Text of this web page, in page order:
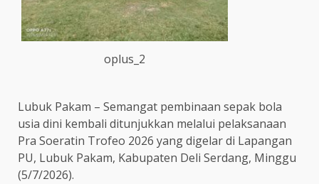
oplus_2
Lubuk Pakam – Semangat pembinaan sepak bola
usia dini kembali ditunjukkan melalui pelaksanaan
Pra Soeratin Trofeo 2026 yang digelar di Lapangan
PU, Lubuk Pakam, Kabupaten Deli Serdang, Minggu
(5/7/2026).